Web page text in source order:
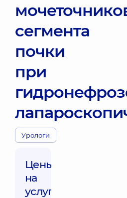
сегмента
почки
при
Урологи
Цены
на
услуги: